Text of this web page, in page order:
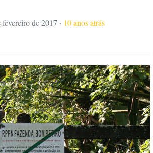
fevereiro de 2017 · 10 anos atrás